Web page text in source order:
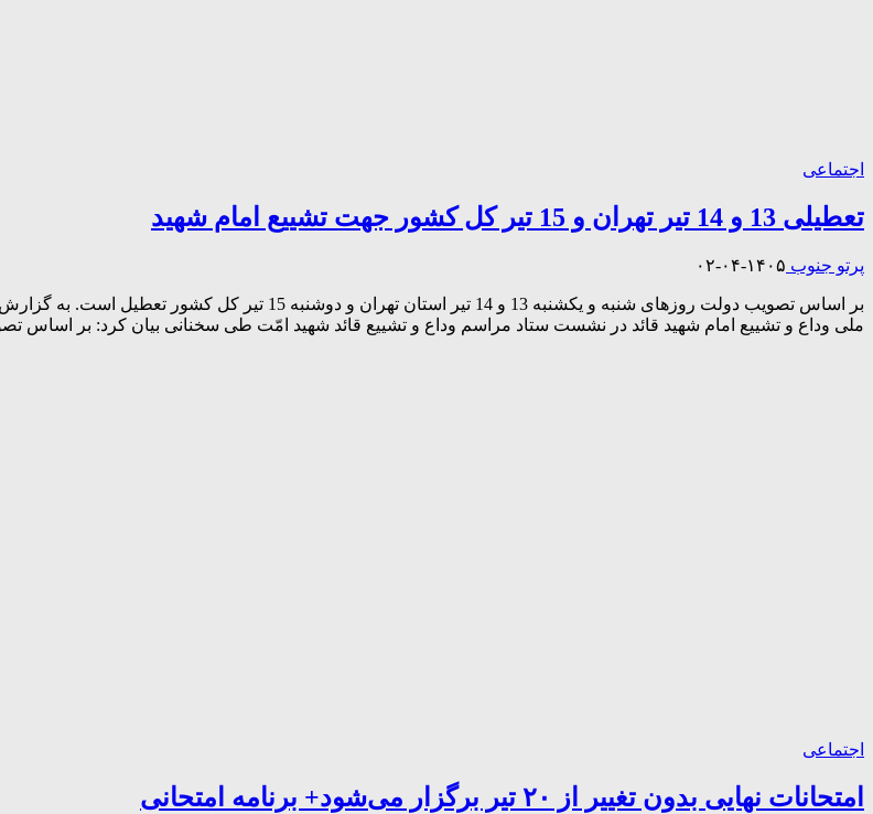
اجتماعی
تعطیلی 13 و 14 تیر تهران و 15 تیر کل کشور جهت تشییع امام شهید
پرتو جنوب ۱۴۰۵-۰۴-۰۲
بر اساس تصویب دولت روزهای شنبه و یکشنبه 13 و 14 تیر
ملی وداع و تشییع امام شهید قائد در نشست ستاد مراسم وداع و تشییع قائد شهید امّت طی سخنانی بیان کرد: بر اساس تصویب دولت روزهای شنبه و یکشنبه
اجتماعی
امتحانات نهایی بدون تغییر از ۲۰ تیر برگزار می‌شود+ برنامه امتحانی